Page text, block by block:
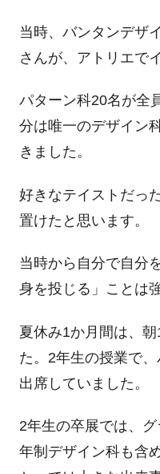
当時、バンタンデザ
さんが、アトリエで
パターン科20名が全
分は唯一のデザイン
きました。
好きなテイストだっ
置けたと思います。
当時から自分で自分
身を投じる」ことは
夏休み1か月間は、
た。2年生の授業で
出席していました。
2年生の卒展では、
年制デザイン科も含